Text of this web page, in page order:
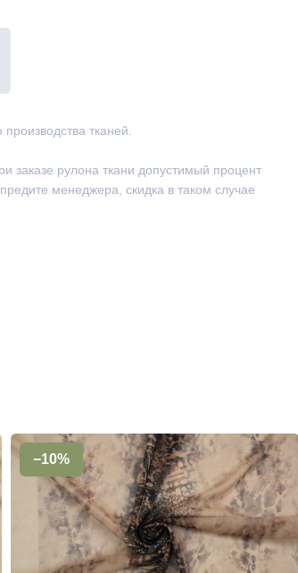
тканей.
заказе рулона ткани допустимый процент
менеджера, скидка в таком случае
−10%